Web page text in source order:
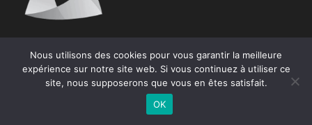
© Copyright 2025 Sud Expertise –
Nous utilisons des cookies pour vous garantir la meilleure
expérience sur notre site web. Si vous continuez à utiliser ce
site, nous supposerons que vous en êtes satisfait.
OK